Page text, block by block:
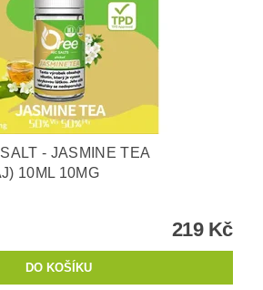
- JASMINE TEA
10ML 10MG
219 Kč